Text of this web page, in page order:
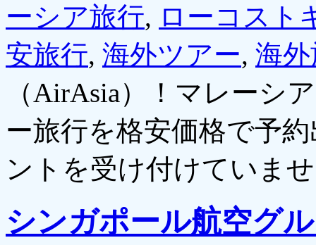
ーシア旅行, ローコスト
安旅行, 海外ツアー, 海
（AirAsia）！マレーシ
ー旅行を格安価格で予
ントを受け付けていま
シンガポール航空グ